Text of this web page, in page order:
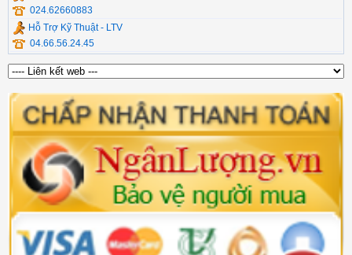
024.62660883
Hỗ Trợ Kỹ Thuật - LTV
04.66.56.24.45